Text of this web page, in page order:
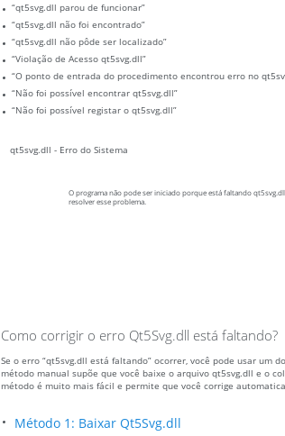
“qt5svg.dll parou de funcionar”
“qt5svg.dll não foi encontrado”
“qt5svg.dll não pôde ser localizado”
“Violação de Acesso qt5svg.dll”
“O ponto de entrada do procedimento encontrou erro no
“Não foi possível encontrar qt5svg.dll”
“Não foi possível registar o qt5svg.dll”
qt5svg.dll - Erro do Sistema
O programa não pode ser iniciado porque está faltando
resolver esse problema.
Como corrigir o erro Qt5Svg.dll está faltando?
Se o erro “qt5svg.dll está faltando” ocorrer, você pode usar um
método manual supõe que você baixe o arquivo qt5svg.dll e o
método é muito mais fácil e permite que você corrige
Método 1: Baixar Qt5Svg.dll